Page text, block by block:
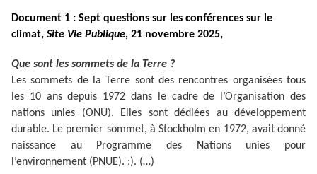
Document 1 : Sept questions sur les conférences sur le
climat, Site Vie Publique, 21 novembre 2025,
Que sont les sommets de la Terre ?
Les sommets de la Terre sont des rencontres organisées tous
les 10 ans depuis 1972 dans le cadre de l’Organisation des
nations unies (ONU). Elles sont dédiées au développement
durable. Le premier sommet, à Stockholm en 1972, avait donné
naissance au Programme des Nations unies pour
l’environnement (PNUE). ;). (…)